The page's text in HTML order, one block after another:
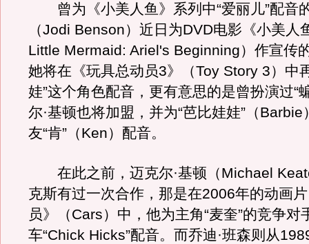
曾为《小美人鱼》系列中“爱丽儿”配音
（Jodi Benson）近日为DVD电影《小美人
Little Mermaid: Ariel's Beginning）作宣传
她将在《玩具总动员3》（Toy Story 3）中
娃”这个角色配音，更有意思的是曾扮演过“
尔·基顿也将加盟，并为“芭比娃娃”（Barbie
友“肯”（Ken）配音。
在此之前，迈克尔·基顿（Michael
克斯有过一次合作，那是在2006年的动画
员》（Cars）中，他为主角“麦奎”的竞争
车“Chick Hicks”配音。而乔迪·班森则从